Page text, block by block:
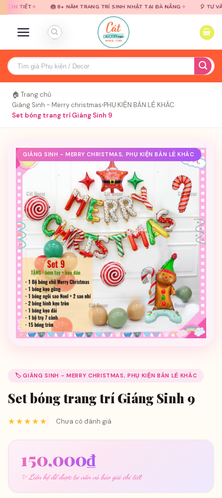
qua
qua
🎂 8+ NĂM TRANG TRÍ SINH NHẬT TẠI ĐÀ NẴNG✦ 🎈 TƯ VẤN MIỄN
Tìm
kiếm:
🏠 Trang chủ
Giáng Sinh - Merry christmas›PHỤ KIỆN BÁN LẺ KHÁC
Set bóng trang trí Giáng Sinh 9
GIÁNG SINH - MERRY CHRISTMAS, PHỤ KIỆN BÁN LẺ KHÁC
🏷️ GIÁNG SINH - MERRY CHRISTMAS, PHỤ KIỆN BÁN LẺ KHÁC
Set bóng trang trí Giáng Sinh 9
★★★★★ Chưa có đánh giá
150,000₫
✨ Liên hệ để được tư vấn và báo giá chi tiết